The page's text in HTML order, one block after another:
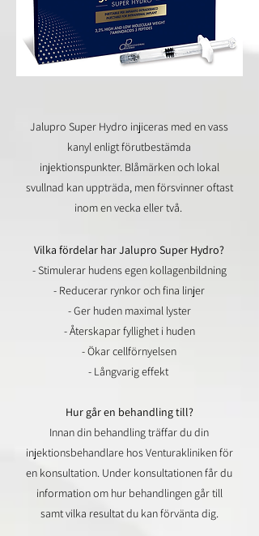
Jalupro Super Hydro injiceras med en vass
kanyl enligt förutbestämda
injektionspunkter. Blåmärken och lokal
svullnad kan uppträda, men försvinner oftast
inom en vecka eller två.
Vilka fördelar har Jalupro Super Hydro?
- Stimulerar hudens egen kollagenbildning
- Reducerar rynkor och fina linjer
- Ger huden maximal lyster
- Återskapar fyllighet i huden
- Ökar cellförnyelsen
- Långvarig effekt
Hur går en behandling till?
Innan din behandling träffar du din
injektionsbehandlare hos Venturakliniken för
en konsultation. Under konsultationen får du
information om hur behandlingen går till
samt vilka resultat du kan förvänta dig.